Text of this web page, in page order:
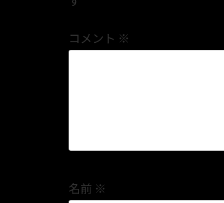
コメント ※
名前 ※